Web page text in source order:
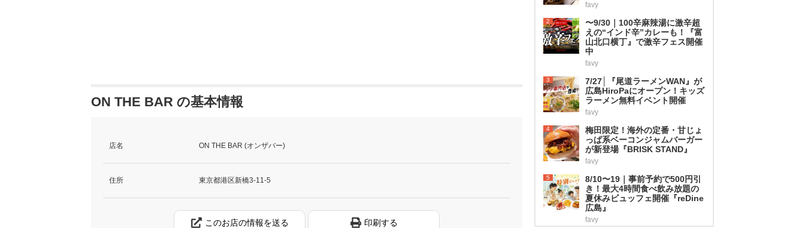
ON THE BAR の基本情報
店名 ON THE BAR (オンザバー)
住所 東京都港区新橋3-11-5
このお店の情報を送る 印刷する
favy
2
〜9/30｜100辛麻辣湯に激辛超
えの“インド辛”カレーも！『富
山北口横丁』で激辛フェス開催
中
favy
3
7/27│『尾道ラーメンWAN』が
広島HiroPaにオープン！キッズ
ラーメン無料イベント開催
favy
4
梅田限定！海外の定番・甘じょ
っぱ系ベーコンジャムバーガー
が新登場『BRISK STAND』
favy
5
8/10〜19｜事前予約で500円引
き！最大4時間食べ飲み放題の
夏休みビュッフェ開催『reDine
広島』
favy